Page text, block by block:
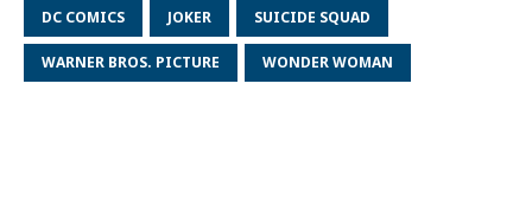
DC COMICS JOKER SUICIDE SQUAD
WARNER BROS. PICTURE WONDER WOMAN